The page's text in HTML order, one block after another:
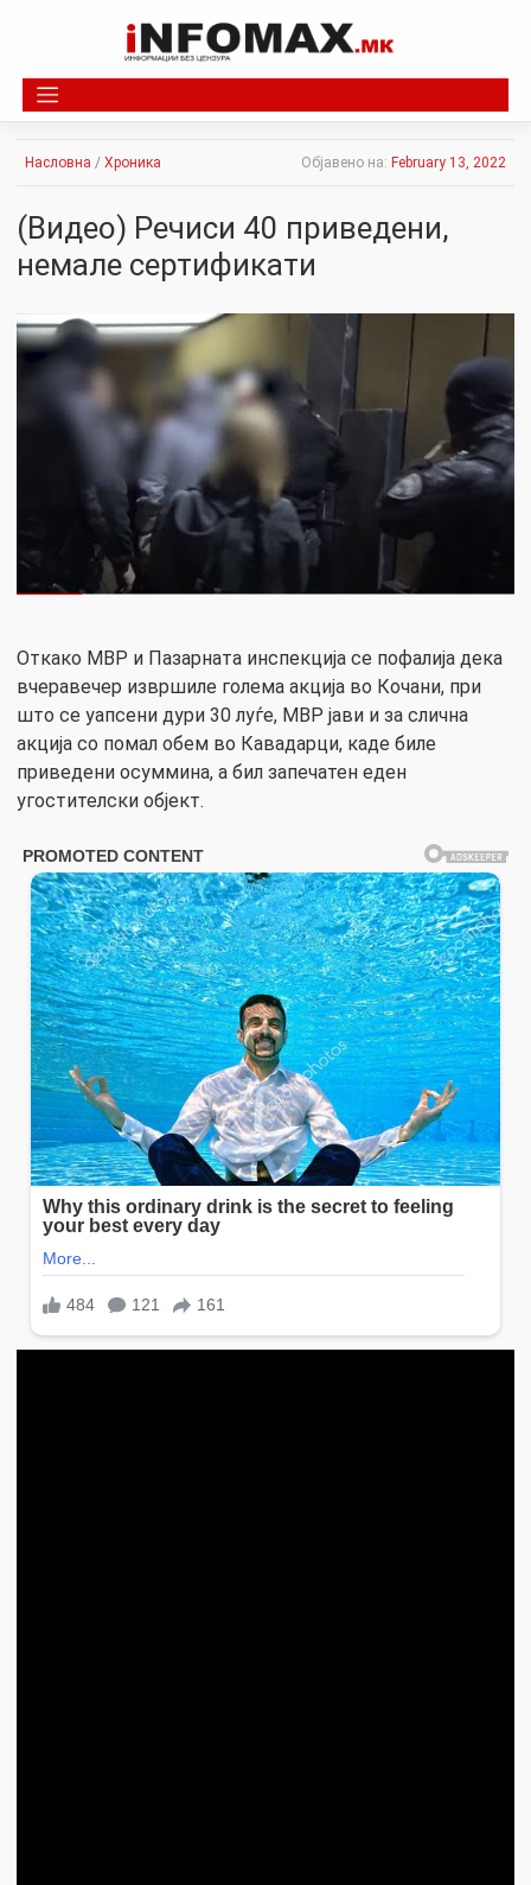
Насловна / Хроника Објавено на: February 13, 2022
(Видео) Речиси 40 приведени,
немале сертификати
Откако МВР и Пазарната инспекција се пофалија дека
вчеравечер извршиле голема акција во Кочани, при
што се уапсени дури 30 луѓе, МВР јави и за слична
акција со помал обем во Кавадарци, каде биле
приведени осуммина, а бил запечатен еден
угостителски објект.